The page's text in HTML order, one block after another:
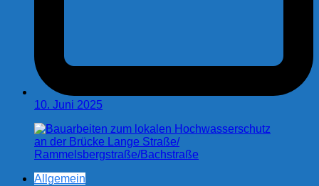
10. Juni 2025
Allgemein